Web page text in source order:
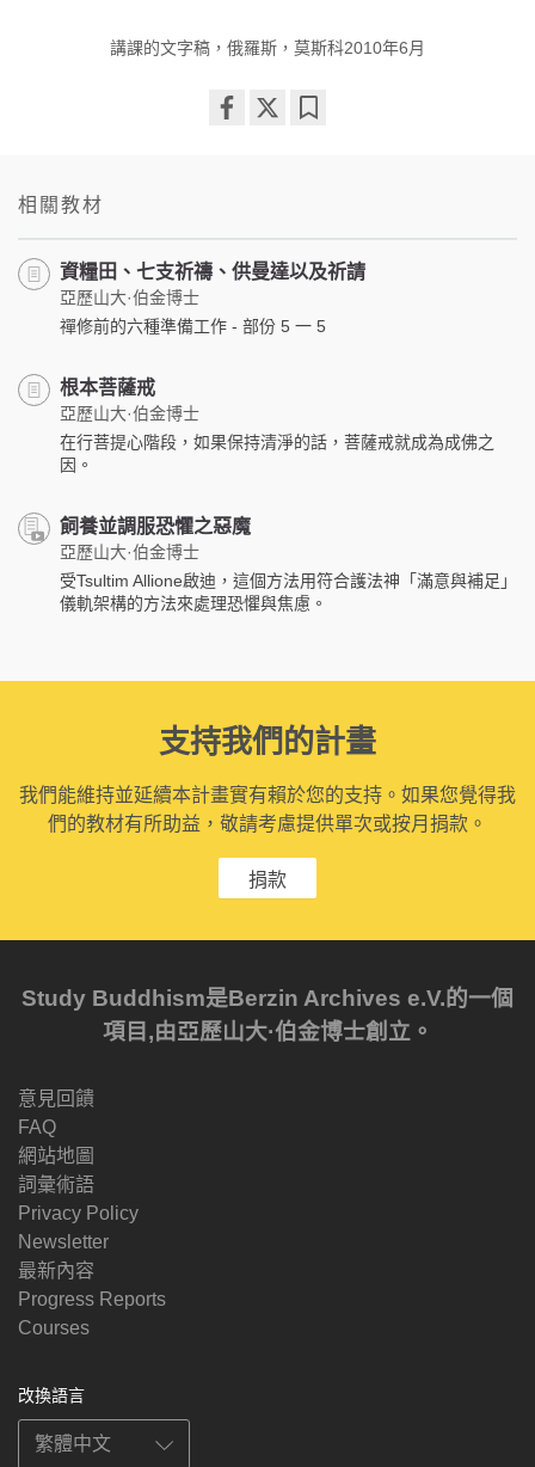
講課的文字稿，俄羅斯，莫斯科2010年6月
相關教材
資糧田、七支祈禱、供曼達以及祈請
亞歷山大·伯金博士
禪修前的六種準備工作 - 部份 5 一 5
根本菩薩戒
亞歷山大·伯金博士
在行菩提心階段，如果保持清淨的話，菩薩戒就成為成佛之
因。
飼養並調服恐懼之惡魔
亞歷山大·伯金博士
受Tsultim Allione啟迪，這個方法用符合護法神「滿意與補足」
儀軌架構的方法來處理恐懼與焦慮。
支持我們的計畫
我們能維持並延續本計畫實有賴於您的支持。如果您覺得我
們的教材有所助益，敬請考慮提供單次或按月捐款。
捐款
Study Buddhism是Berzin Archives e.V.的一個
項目,由亞歷山大·伯金博士創立。
意見回饋
FAQ
網站地圖
詞彙術語
Privacy Policy
Newsletter
最新內容
Progress Reports
Courses
改換語言